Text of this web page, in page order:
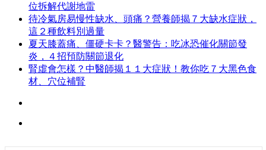
位拆解代謝地雷
待冷氣房易慢性缺水、頭痛？營養師揭７大缺水症狀，
這２種飲料別過量
夏天膝蓋痛、僵硬卡卡？醫警告：吃冰恐催化關節發
炎，４招預防關節退化
腎虛會怎樣？中醫師揭１１大症狀！教你吃７大黑色食
材、穴位補腎